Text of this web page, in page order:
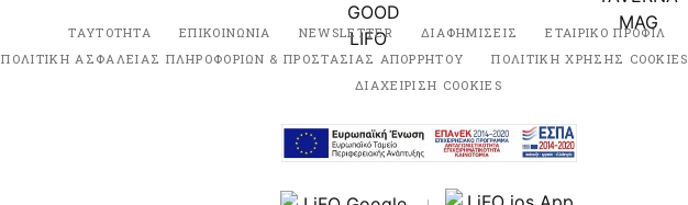
ΤΑΥΤΟΤΗΤΑ ΕΠΙΚΟΙΝΩΝΙΑ NEWSLETTER ΔΙΑΦΗΜΙΣΕΙΣ ΕΤΑΙΡΙΚΟ ΠΡΟΦΙΛ
ΠΟΛΙΤΙΚΗ ΑΣΦΑΛΕΙΑΣ ΠΛΗΡΟΦΟΡΙΩΝ & ΠΡΟΣΤΑΣΙΑΣ ΑΠΟΡΡΗΤΟΥ
ΠΟΛΙΤΙΚΗ ΧΡΗΣΗΣ COOKIES
ΔΙΑΧΕΙΡΙΣΗ COOKIES